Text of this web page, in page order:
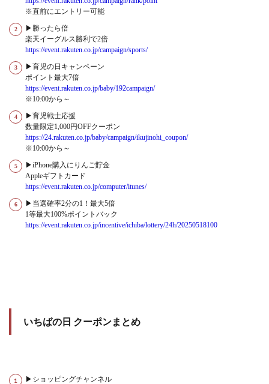
※直前にエントリー可能
▶勝ったら倍
楽天イーグルス勝利で2倍
https://event.rakuten.co.jp/campaign/sports/
▶育児の日キャンペーン
ポイント最大7倍
https://event.rakuten.co.jp/baby/192campaign/
※10:00から～
▶育児戦士応援
数量限定1,000円OFFクーポン
https://24.rakuten.co.jp/baby/campaign/ikujinohi_coupon/
※10:00から～
▶iPhone購入にりんご貯金
Appleギフトカード
https://event.rakuten.co.jp/computer/itunes/
▶当選確率2分の1！最大5倍
1等最大100%ポイントバック
https://event.rakuten.co.jp/incentive/ichiba/lottery/24h/20250518100
いちばの日 クーポンまとめ
▶ショッピングチャンネル